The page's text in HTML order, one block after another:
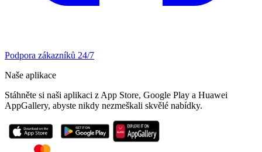
Podpora zákazníků 24/7
Naše aplikace
Stáhněte si naši aplikaci z App Store, Google Play a Huawei
AppGallery, abyste nikdy nezmeškali skvělé nabídky.